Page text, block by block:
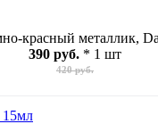
красный металлик,
390 руб. * 1 шт
420 руб.
15мл